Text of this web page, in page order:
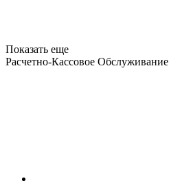
Показать еще
Расчетно-Кассовое Обслуживание